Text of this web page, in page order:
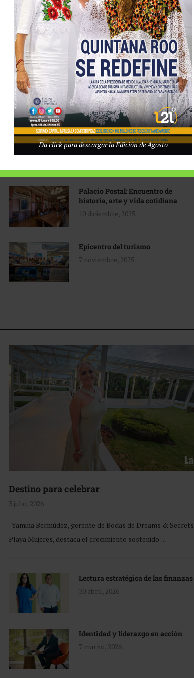
Tecnológico de Monterrey
3 agosto, 2026
Promoción turística con visión
1 abril, 2026
Industria global en
reconfiguración
31 marzo, 2026
Palacio Postal: Encuentro de
historia, arte y vida cotidiana
10 diciembre, 2025
Epicentro del turismo
7 noviembre, 2025
Destino para celebrar
3 julio, 2026
Yamina Bermúdez, gerente de Bodas de Dreams & Secrets
Playa Mujeres, destaca el crecimiento sostenido …
Lectura estratégica de las finanzas
30 abril, 2026
Identidad y liderazgo en acción
7 marzo, 2026
Da click para descargar la Edición de Agosto